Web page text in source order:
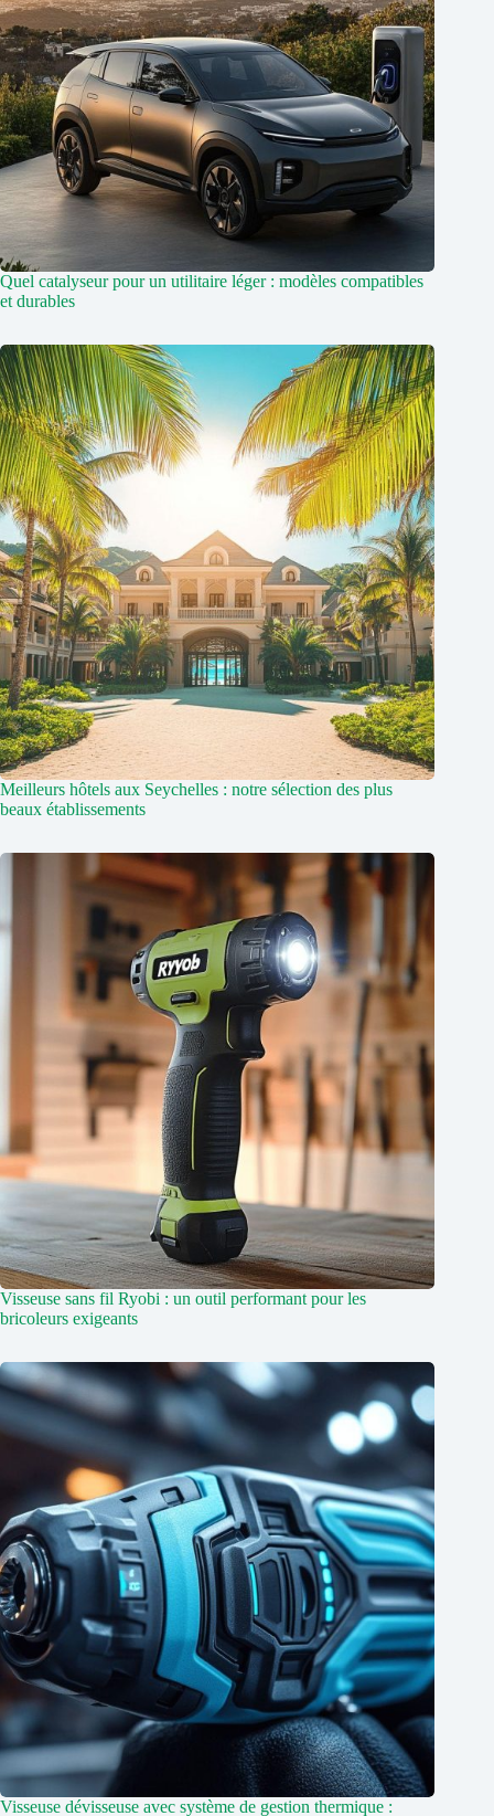
Quel catalyseur pour un utilitaire léger : modèles compatibles
et durables
Meilleurs hôtels aux Seychelles : notre sélection des plus
beaux établissements
Visseuse sans fil Ryobi : un outil performant pour les
bricoleurs exigeants
Visseuse dévisseuse avec système de gestion thermique :